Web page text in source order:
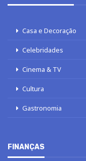
Casa e Decoração
Celebridades
Cinema & TV
Cultura
Gastronomia
FINANÇAS